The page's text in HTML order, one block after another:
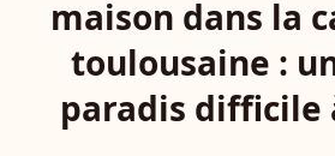
maison dans la
toulousaine :
paradis difficile